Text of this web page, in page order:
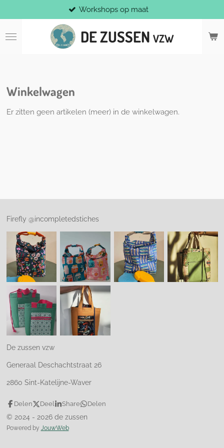
direct
naar
de
DE ZUSSEN VZW
Workshops op maat
Winkelwagen
Er zitten geen artikelen (meer) in de winkelwagen.
Firefly @incompletedstiches
De zussen vzw
Generaal Deschachtstraat 26
2860 Sint-Katelijne-Waver
Delen Deel Share Delen
© 2024 - 2026 de zussen
Powered by JouwWeb